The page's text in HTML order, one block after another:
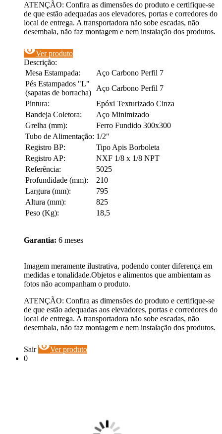
ATENÇÃO: Confira as dimensões do produto e certifique-se
de que estão adequadas aos elevadores, portas e corredores do
local de entrega. A transportadora não sobe escadas, não
desembala, não faz montagem e nem instalação dos produtos.
visibilityVer produto
Descrição:
Mesa Estampada:
Aço Carbono Perfil 7
Pés Estampados "L"
(sapatas de borracha)
Aço Carbono Perfil 7
Pintura:
Epóxi Texturizado Cinza
Bandeja Coletora:
Aço Minimizado
Grelha (mm):
Ferro Fundido 300x300
Tubo de Alimentação: 1/2"
Registro BP:
Tipo Apis Borboleta
Registro AP:
NXF 1/8 x 1/8 NPT
Referência:
5025
Profundidade (mm):
210
Largura (mm):
795
Altura (mm):
825
Peso (Kg):
18,5
Garantia: 6 meses
Imagem meramente ilustrativa, podendo conter diferença em
medidas e tonalidade.Objetos e alimentos que ambientam as
fotos não acompanham o produto.
ATENÇÃO: Confira as dimensões do produto e certifique-se
de que estão adequadas aos elevadores, portas e corredores do
local de entrega. A transportadora não sobe escadas, não
desembala, não faz montagem e nem instalação dos produtos.
Sair visibilityVer produto
0